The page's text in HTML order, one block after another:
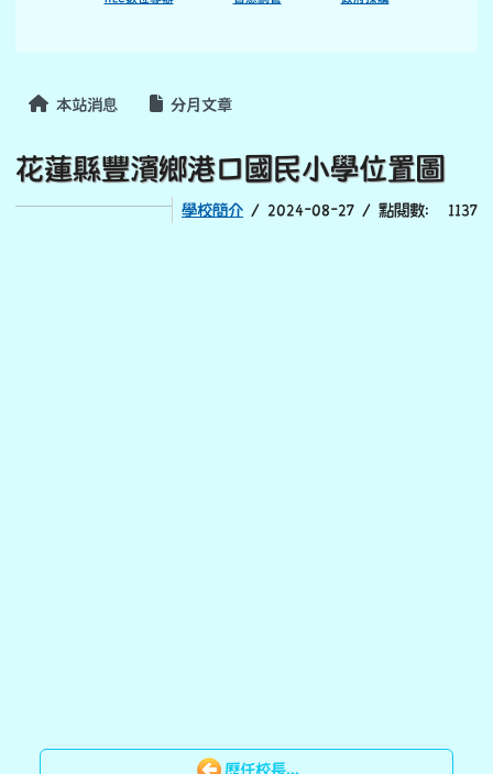
本站消息 分月文章
花蓮縣豐濱鄉港口國民小學位置圖
學校簡介 / 2024-08-27 / 點閱數： 1137
歷任校長...